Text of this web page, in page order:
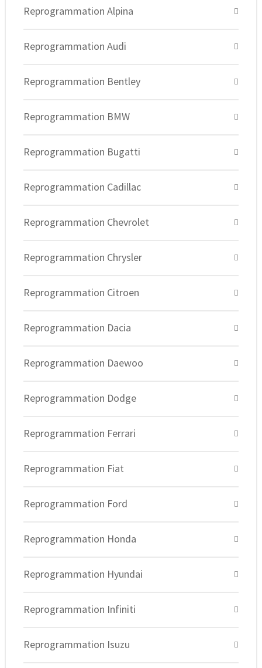
Reprogrammation Alpina
Reprogrammation Audi
Reprogrammation Bentley
Reprogrammation BMW
Reprogrammation Bugatti
Reprogrammation Cadillac
Reprogrammation Chevrolet
Reprogrammation Chrysler
Reprogrammation Citroen
Reprogrammation Dacia
Reprogrammation Daewoo
Reprogrammation Dodge
Reprogrammation Ferrari
Reprogrammation Fiat
Reprogrammation Ford
Reprogrammation Honda
Reprogrammation Hyundai
Reprogrammation Infiniti
Reprogrammation Isuzu